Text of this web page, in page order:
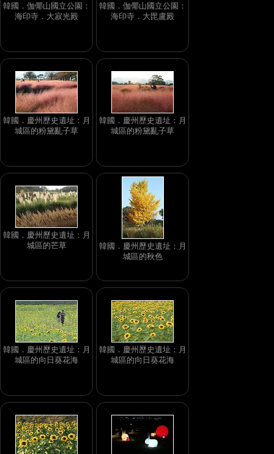
韓國．伽倻山國立公園：
海印寺．大寂光殿
韓國．伽倻山國立公園：
海印寺．大毘盧殿
韓國．慶州歷史遺址：月
城區的粉黛亂子草
韓國．慶州歷史遺址：月
城區的粉黛亂子草
韓國．慶州歷史遺址：月
城區的芒草
韓國．慶州歷史遺址：月
城區的秋色
韓國．慶州歷史遺址：月
城區的向日葵花海
韓國．慶州歷史遺址：月
城區的向日葵花海